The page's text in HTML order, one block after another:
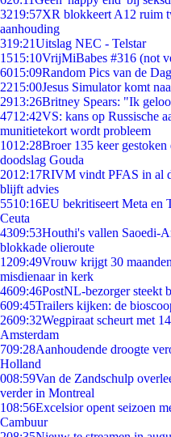
3219:57XR blokkeert A12 ruim
aanhouding
319:21Uitslag NEC - Telstar
1515:10VrijMiBabes #316 (not
6015:09Random Pics van de
2215:00Jesus Simulator komt
2913:26Britney Spears: "Ik
4712:42VS: kans op Russische
munitietekort wordt probleem
1012:28Broer 135 keer gestoken
doodslag Gouda
2012:17RIVM vindt PFAS in al
blijft advies
5510:16EU bekritiseert Meta en
Ceuta
4309:53Houthi's vallen Saoedi-
blokkade olieroute
1209:49Vrouw krijgt 30
misdienaar in kerk
4609:46PostNL-bezorger steekt
609:45Trailers kijken: de
2609:32Wegpiraat scheurt met
Amsterdam
709:28Aanhoudende droogte
Holland
008:59Van de Zandschulp
verder in Montreal
108:56Excelsior opent seizoen
Cambuur